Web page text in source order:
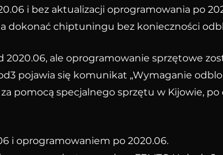
i bez aktualizacji oprogramowania po
dokonać chiptuningu bez konieczności
2020.06, ale oprogramowanie sprzętowe
pojawia się komunikat „Wymaganie
pomocą specjalnego sprzętu w Kijowie,
i oprogramowaniem po 2020.06.